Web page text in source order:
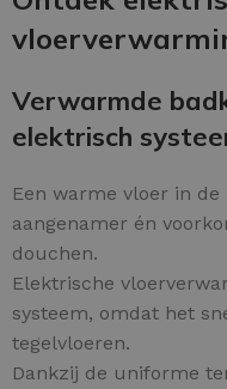
Verwarmde
elektrisch
Een warme vloer in
aangenamer én
douchen.
Elektrische
systeem, omdat het
tegelvloeren.
Dankzij de uniforme